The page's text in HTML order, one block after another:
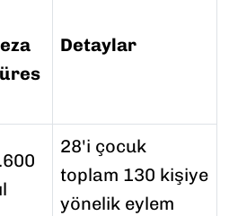
Detaylar
28'i çocuk
toplam 130 kişiye
yönelik eylem